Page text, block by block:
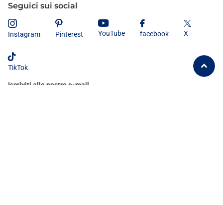
Seguici sui social
Instagram Pinterest YouTube facebook X
TikTok
Iscriviti alle nostre e-mail